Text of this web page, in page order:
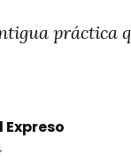
práctica
Expreso